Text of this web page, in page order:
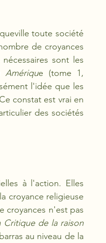
toute société
de croyances
sont les
e (tome 1,
l'idée que les
constat est vrai en
des sociétés
à l'action. Elles
croyance religieuse
croyances n'est pas
Critique de la raison
au niveau de la